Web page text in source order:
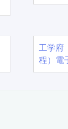
工学
程）電